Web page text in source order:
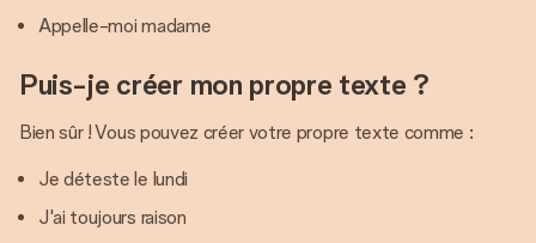
Appelle-moi madame
Puis-je créer mon propre texte ?
Bien sûr ! Vous pouvez créer votre propre texte comme :
Je déteste le lundi
J'ai toujours raison